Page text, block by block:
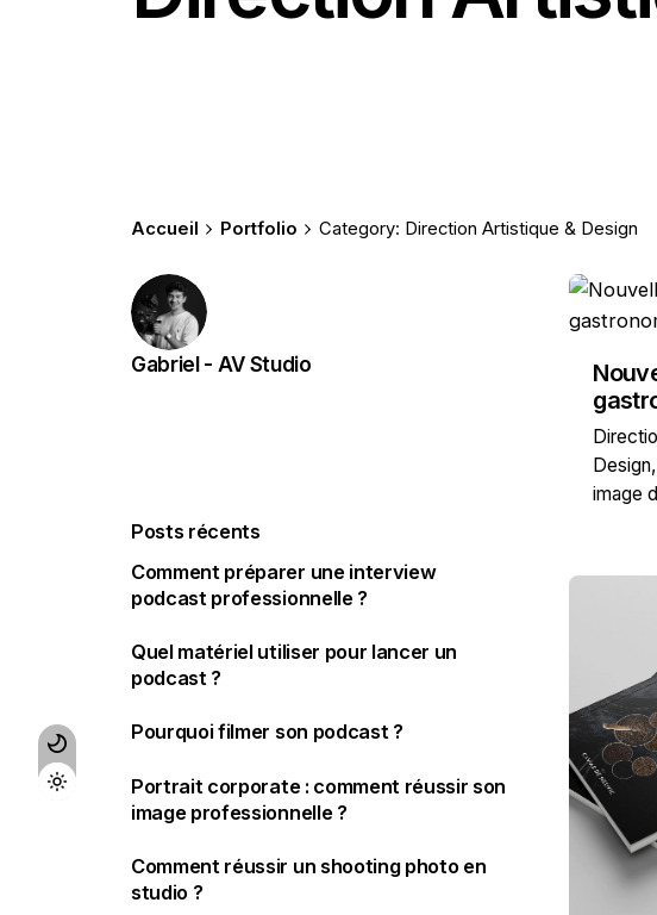
Accueil Portfolio Category: Direction Artistique & Design
Gabriel - AV Studio
Posts récents
Comment préparer une interview
podcast professionnelle ?
Quel matériel utiliser pour lancer un
podcast ?
Pourquoi filmer son podcast ?
Portrait corporate : comment réussir son
image professionnelle ?
Comment réussir un shooting photo en
studio ?
Design
image